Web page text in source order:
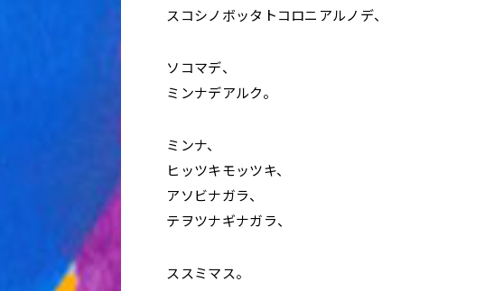
スコシノボッタトコロニアルノデ、
ソコマデ、
ミンナデアルク。
ミンナ、
ヒッツキモッツキ、
アソビナガラ、
テヲツナギナガラ、
ススミマス。